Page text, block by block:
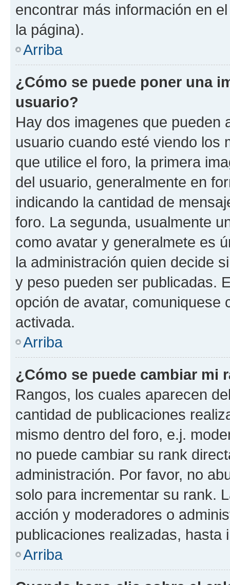
encontrar más información en
la página).
Arriba
¿Cómo se puede poner una
usuario?
Hay dos imagenes que pueden
usuario cuando esté viendo los
que utilice el foro, la primera
del usuario, generalmente en
indicando la cantidad de
foro. La segunda, usualmente
como avatar y generalmete es
la administración quien decide
y peso pueden ser publicadas.
opción de avatar, comuniquese
activada.
Arriba
¿Cómo se puede cambiar mi
Rangos, los cuales aparecen
cantidad de publicaciones
mismo dentro del foro, e.j.
no puede cambiar su rank
administración. Por favor, no
solo para incrementar su rank.
acción y moderadores o
publicaciones realizadas, hasta
Arriba